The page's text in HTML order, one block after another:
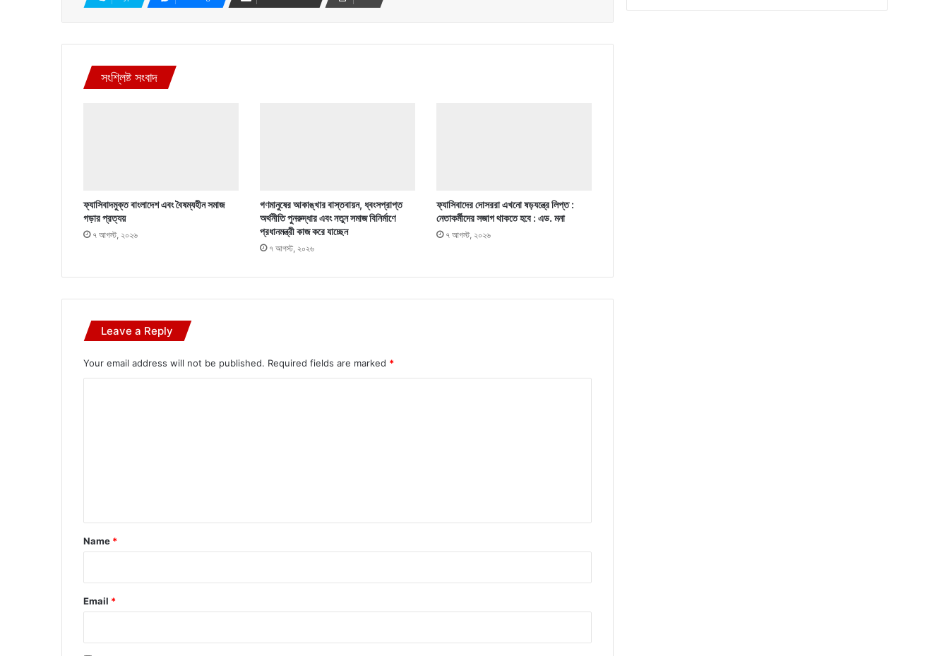
সংশ্লিষ্ট সংবাদ
ফ্যাসিবাদমুক্ত বাংলাদেশ এবং বৈষম্যহীন সমাজ
গড়ার প্রত্যয়
৭ আগস্ট, ২০২৬
গণমানুষের আকাঙ্খার বাস্তবায়ন, ধ্বংসপ্রাপ্ত
অর্থনীতি পুনরুদ্ধার এবং নতুন সমাজ বিনির্মাণে
প্রধানমন্ত্রী কাজ করে যাচ্ছেন
৭ আগস্ট, ২০২৬
ফ্যাসিবাদের দোসররা এখনো ষড়যন্ত্রে লিপ্ত :
নেতাকর্মীদের সজাগ থাকতে হবে : এড. মনা
৭ আগস্ট, ২০২৬
Leave a Reply
Your email address will not be published. Required fields are marked *
*
Name *
Email *